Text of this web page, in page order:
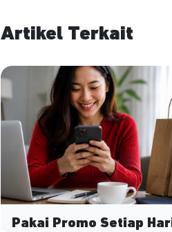
Artikel Terkait
Pakai Promo Setiap